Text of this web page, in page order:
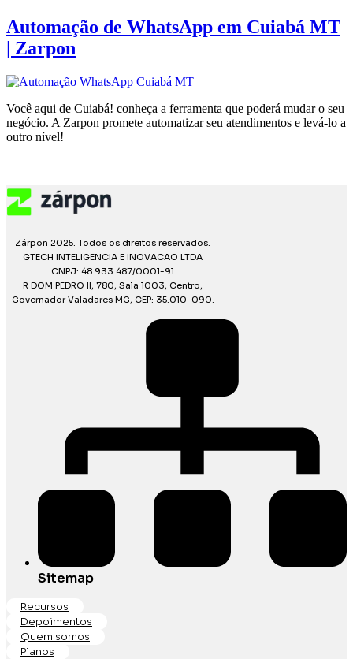
Automação de WhatsApp em Cuiabá MT
| Zarpon
Você aqui de Cuiabá! conheça a ferramenta que poderá mudar o seu
negócio. A Zarpon promete automatizar seu atendimentos e levá-lo a
outro nível!
Zárpon 2025. Todos os direitos reservados.
GTECH INTELIGENCIA E INOVACAO LTDA
CNPJ: 48.933.487/0001-91
R DOM PEDRO II, 780, Sala 1003, Centro,
Governador Valadares MG, CEP: 35.010-090.
Sitemap
Recursos
Depoimentos
Quem somos
Planos